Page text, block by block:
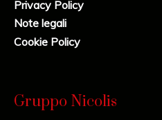
Privacy Policy
Note legali
Cookie Policy
Gruppo Nicolis